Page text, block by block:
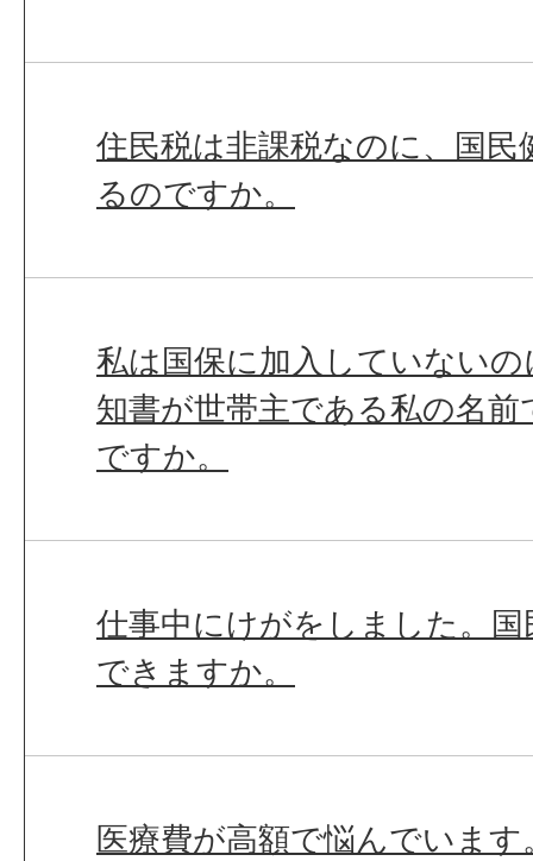
住民税は非課税なのに、国民
るのですか。
私は国保に加入していない
知書が世帯主である私の名
ですか。
仕事中にけがをしました。
できますか。
医療費が高額で悩んでいま